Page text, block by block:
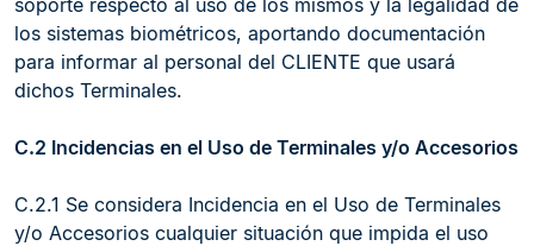
soporte respecto al uso de los mismos y la legalidad de
los sistemas biométricos, aportando documentación
para informar al personal del CLIENTE que usará
dichos Terminales.
C.2 Incidencias en el Uso de Terminales y/o Accesorios
C.2.1 Se considera Incidencia en el Uso de Terminales
y/o Accesorios cualquier situación que impida el uso